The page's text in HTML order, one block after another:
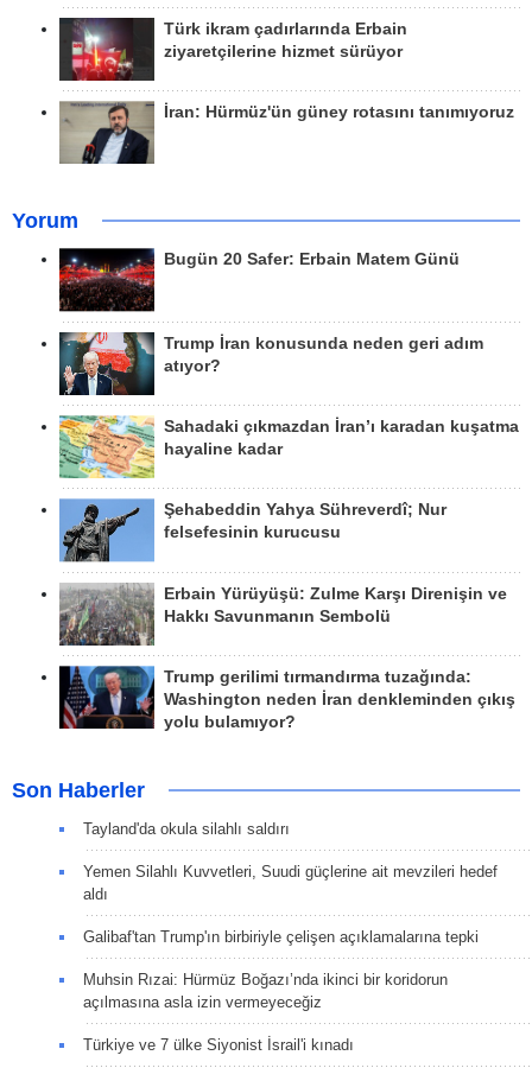
Türk ikram çadırlarında Erbain
ziyaretçilerine hizmet sürüyor
İran: Hürmüz'ün güney rotasını tanımıyoruz
Yorum
Bugün 20 Safer: Erbain Matem Günü
Trump İran konusunda neden geri adım
atıyor?
Sahadaki çıkmazdan İran’ı karadan kuşatma
hayaline kadar
Şehabeddin Yahya Sühreverdî; Nur
felsefesinin kurucusu
Erbain Yürüyüşü: Zulme Karşı Direnişin ve
Hakkı Savunmanın Sembolü
Trump gerilimi tırmandırma tuzağında:
Washington neden İran denkleminden çıkış
yolu bulamıyor?
Son Haberler
Tayland'da okula silahlı saldırı
Yemen Silahlı Kuvvetleri, Suudi güçlerine ait mevzileri hedef
aldı
Galibaf'tan Trump'ın birbiriyle çelişen açıklamalarına tepki
Muhsin Rızai: Hürmüz Boğazı’nda ikinci bir koridorun
açılmasına asla izin vermeyeceğiz
Türkiye ve 7 ülke Siyonist İsrail'i kınadı